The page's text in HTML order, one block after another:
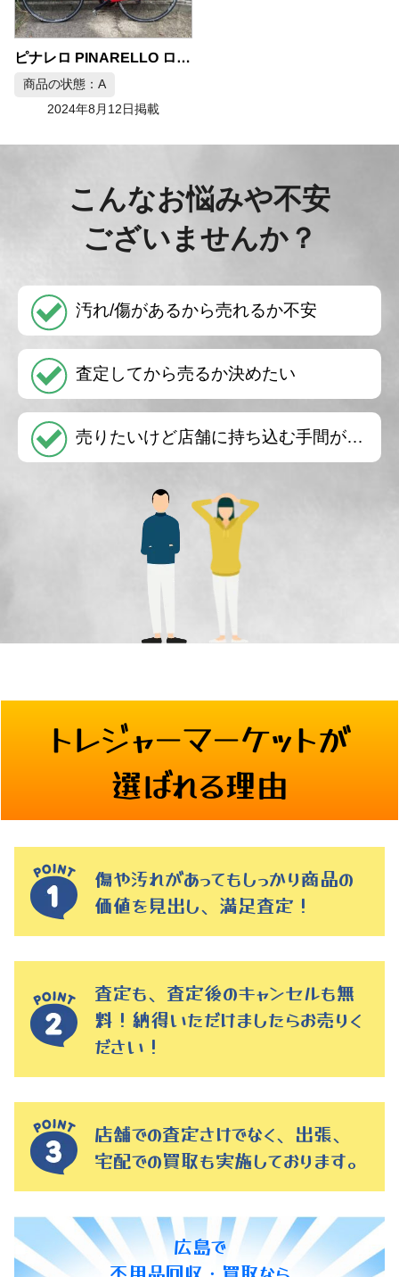
ピナレロ PINARELLO ロードバイク
商品の状態：A
2024年8月12日掲載
こんなお悩みや不安
ございませんか？
汚れ/傷があるから売れるか不安
査定してから売るか決めたい
売りたいけど店舗に持ち込む手間が…
トレジャーマーケットが
選ばれる理由
傷や汚れがあってもしっかり商品の
価値を見出し、満足査定！
査定も、査定後のキャンセルも無
料！納得いただけましたらお売りく
ださい！
店舗での査定さけでなく、出張、
宅配での買取も実施しております。
広島で